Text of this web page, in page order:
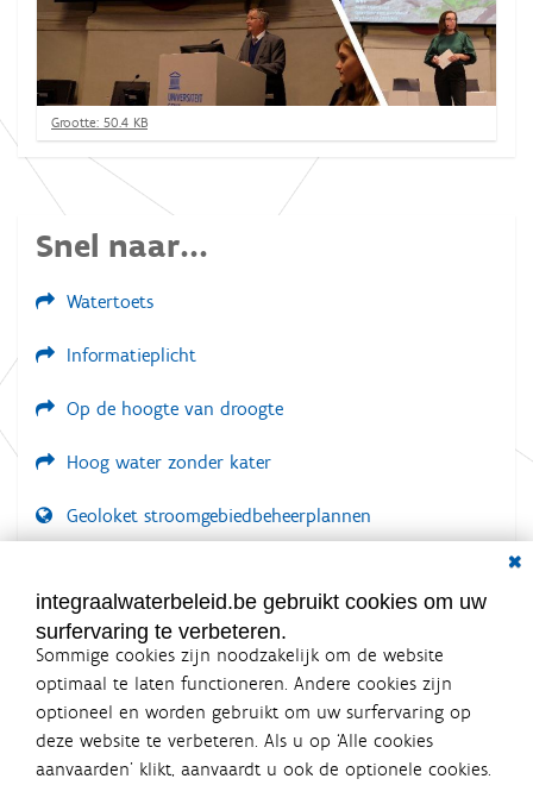
K
l
v
o
r
e
e
g
e
e
a
v
v
a
n
e
a
Grootte: 50.4 KB
Snel naar...
Watertoets
Informatieplicht
Op de hoogte van droogte
Hoog water zonder kater
Geoloket stroomgebiedbeheerplannen
LOGIN VEREIST
integraalwaterbeleid.be gebruikt cookies om uw
surfervaring te verbeteren.
Sommige cookies zijn noodzakelijk om de website
optimaal te laten functioneren. Andere cookies zijn
optioneel en worden gebruikt om uw surfervaring op
deze website te verbeteren. Als u op ‘Alle cookies
aanvaarden’ klikt, aanvaardt u ook de optionele cookies.
Integraalwaterbeleid.be is een
officiële website van de Vlaamse